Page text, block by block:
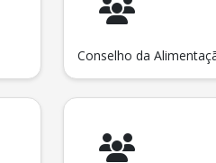
Conselho da